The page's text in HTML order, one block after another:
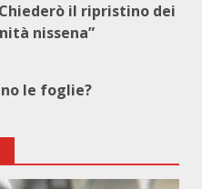
il ripristino dei
nissena”
le foglie?